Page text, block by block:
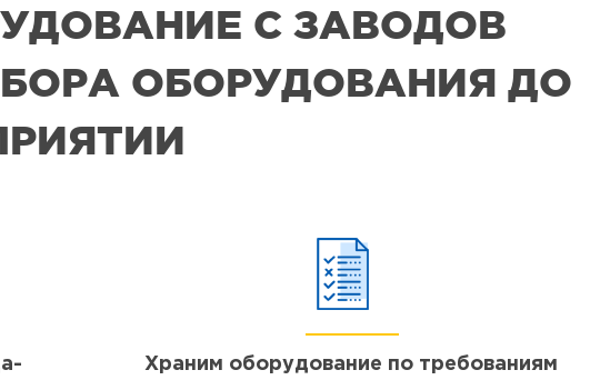
С ЗАВОДОВ
ОБОРУДОВАНИЯ ДО
Храним оборудование по требованиям